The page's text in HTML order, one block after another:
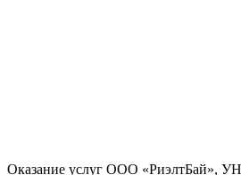
Оказание услуг ООО «РиэлтБай»,